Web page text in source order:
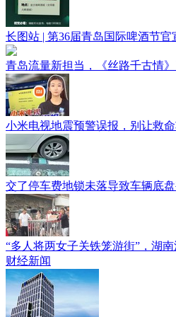
长图站 | 第36届青岛国际啤酒节
青岛流量新担当，《丝路千古情
小米电视地震预警误报，别让救
交了停车费地锁未落导致车辆底
“多人将两女子关铁笼游街”，湖
财经新闻